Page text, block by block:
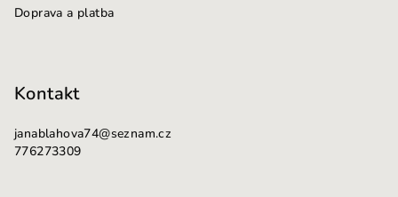
Doprava a platba
Kontakt
janablahova74@seznam.cz
776273309